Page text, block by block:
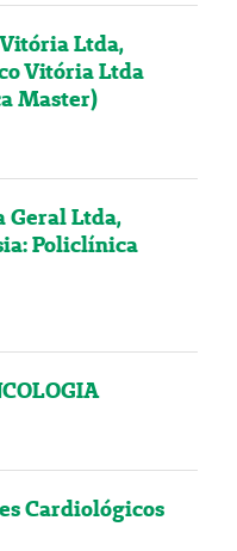
Ltda,
Vitória Ltda
Master)
Geral Ltda,
Policlínica
Cardiológicos